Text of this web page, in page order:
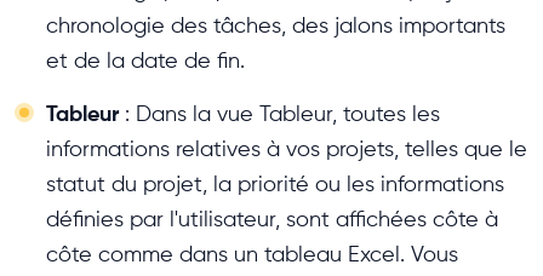
chronologie des tâches, des jalons importants
et de la date de fin.
Tableur : Dans la vue Tableur, toutes les
informations relatives à vos projets, telles que le
statut du projet, la priorité ou les informations
définies par l'utilisateur, sont affichées côte à
côte comme dans un tableau Excel. Vous